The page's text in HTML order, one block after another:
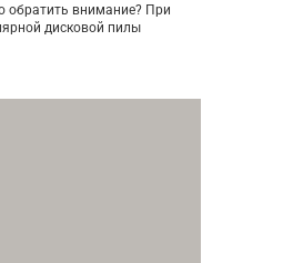
обратить внимание? При
дисковой пилы